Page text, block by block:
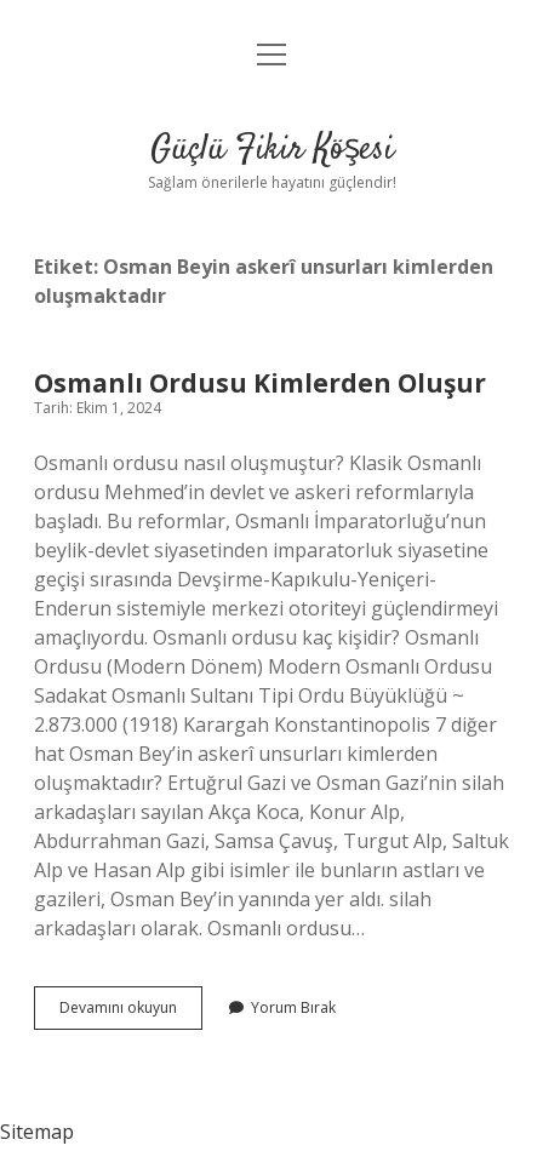
Anasayfa
Yasal Uyarı
menüyü
Güçlü Fikir Köşesi
Sağlam önerilerle hayatını güçlendir!
Etiket: Osman Beyin askerî unsurları kimlerden
oluşmaktadır
Osmanlı Ordusu Kimlerden Oluşur
Tarih: Ekim 1, 2024
Osmanlı ordusu nasıl oluşmuştur? Klasik Osmanlı
ordusu Mehmed’in devlet ve askeri reformlarıyla
başladı. Bu reformlar, Osmanlı İmparatorluğu’nun
beylik-devlet siyasetinden imparatorluk siyasetine
geçişi sırasında Devşirme-Kapıkulu-Yeniçeri-
Enderun sistemiyle merkezi otoriteyi güçlendirmeyi
amaçlıyordu. Osmanlı ordusu kaç kişidir? Osmanlı
Ordusu (Modern Dönem) Modern Osmanlı Ordusu
Sadakat Osmanlı Sultanı Tipi Ordu Büyüklüğü ~
2.873.000 (1918) Karargah Konstantinopolis 7 diğer
hat Osman Bey’in askerî unsurları kimlerden
oluşmaktadır? Ertuğrul Gazi ve Osman Gazi’nin silah
arkadaşları sayılan Akça Koca, Konur Alp,
Abdurrahman Gazi, Samsa Çavuş, Turgut Alp, Saltuk
Alp ve Hasan Alp gibi isimler ile bunların astları ve
gazileri, Osman Bey’in yanında yer aldı. silah
arkadaşları olarak. Osmanlı ordusu…
Devamını okuyun Osmanlı
Ordusu
Yorum Bırak
Sitemap